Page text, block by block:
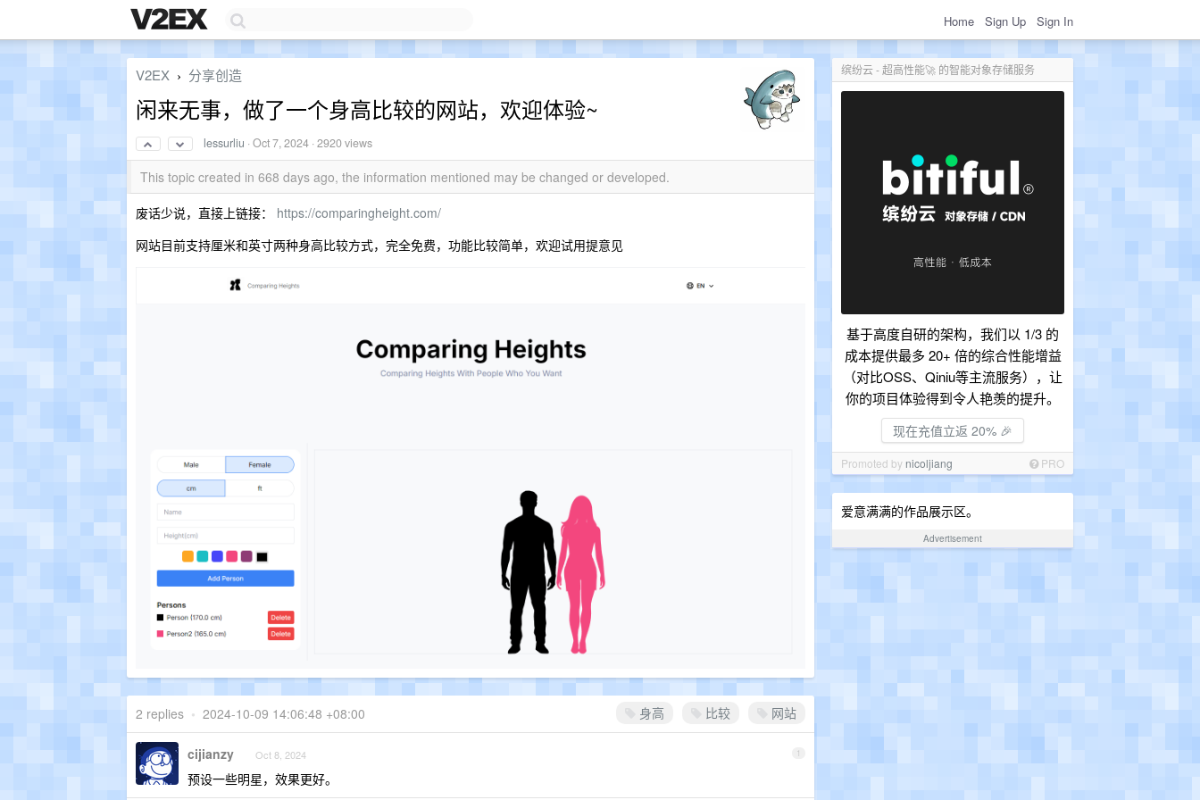
Home Sign Up Sign In
缤纷云 - 超高性能🚀 的智能对象存储服务
基于高度自研的架构，我们以 1/3 的
成本提供最多 20+ 倍的综合性能增益
（对比OSS、Qiniu等主流服务），让
你的项目体验得到令人艳羡的提升。
现在充值立返 20% 🎉
Promoted by nicoljiang PRO
爱意满满的作品展示区。
Advertisement
V2EX › 分享创造
闲来无事，做了一个身高比较的网站，欢迎体验~
lessurliu ·Oct 7, 2024 · 2920 views
This topic created in 668 days ago, the information mentioned may be changed or developed.
废话少说，直接上链接： https://comparingheight.com/
网站目前支持厘米和英寸两种身高比较方式，完全免费，功能比较简单，欢迎试用提意见
身高 比较 网站
2 replies • 2024-10-09 14:06:48 +08:00
1
cijianzy Oct 8, 2024
预设一些明星，效果更好。